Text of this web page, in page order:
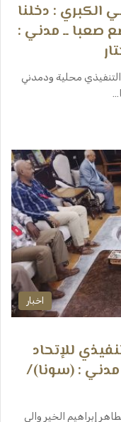
الكبري : دخلنا
صعبا ــ مدني :
محلية ودمدني
اخبار
للإتحاد
مدني : (سونا)/
إبراهيم الخير والي